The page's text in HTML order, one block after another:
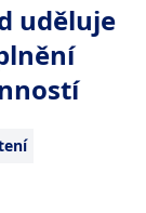
uděluje